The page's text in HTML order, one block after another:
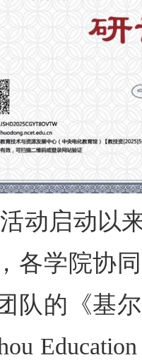
动启动以
各学院协
队的《基